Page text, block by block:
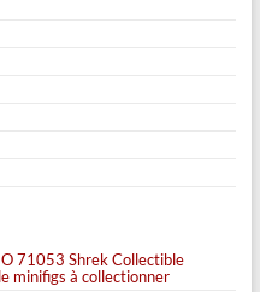
71053 Shrek Collectible
minifigs à collectionner